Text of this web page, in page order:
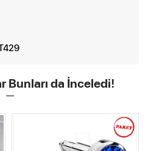
Bunları da İnceledi!